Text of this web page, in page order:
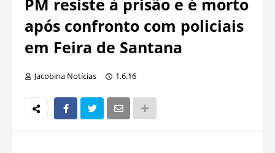
PM resiste à prisão e é morto
após confronto com policiais
em Feira de Santana
Jacobina Notícias 1.6.16